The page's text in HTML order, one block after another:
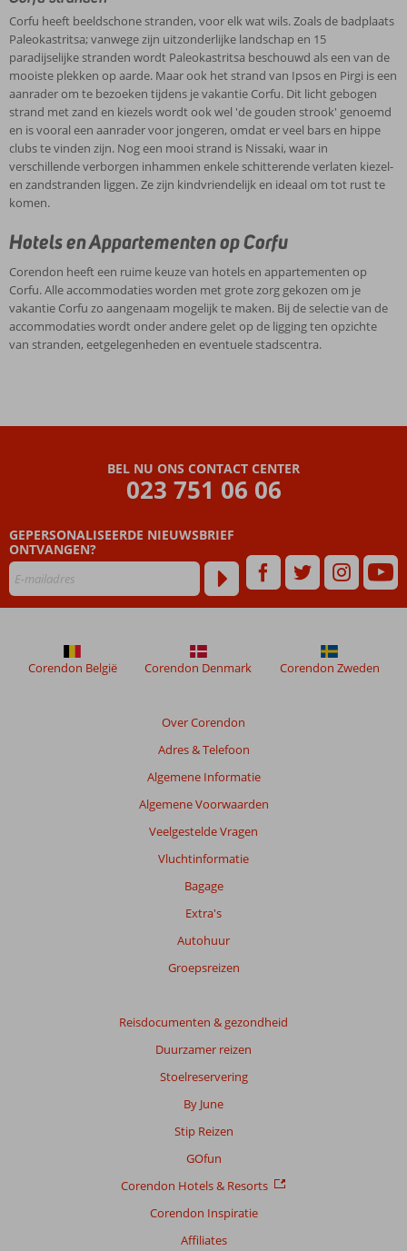
Corfu heeft beeldschone stranden, voor elk wat wils. Zoals de badplaats
Paleokastritsa; vanwege zijn uitzonderlijke landschap en 15
paradijselijke stranden wordt Paleokastritsa beschouwd als een van de
mooiste plekken op aarde. Maar ook het strand van Ipsos en Pirgi is een
aanrader om te bezoeken tijdens je vakantie Corfu. Dit licht gebogen
strand met zand en kiezels wordt ook wel 'de gouden strook' genoemd
en is vooral een aanrader voor jongeren, omdat er veel bars en hippe
clubs te vinden zijn. Nog een mooi strand is Nissaki, waar in
verschillende verborgen inhammen enkele schitterende verlaten kiezel-
en zandstranden liggen. Ze zijn kindvriendelijk en ideaal om tot rust te
komen.
Hotels en Appartementen op Corfu
Corendon heeft een ruime keuze van hotels en appartementen op
Corfu. Alle accommodaties worden met grote zorg gekozen om je
vakantie Corfu zo aangenaam mogelijk te maken. Bij de selectie van de
accommodaties wordt onder andere gelet op de ligging ten opzichte
van stranden, eetgelegenheden en eventuele stadscentra.
BEL NU ONS CONTACT CENTER
023 751 06 06
GEPERSONALISEERDE NIEUWSBRIEF
ONTVANGEN?
Over Corendon
Adres & Telefoon
Algemene Informatie
Algemene Voorwaarden
Veelgestelde Vragen
Vluchtinformatie
Bagage
Extra's
Autohuur
Groepsreizen
Reisdocumenten & gezondheid
Duurzamer reizen
Stoelreservering
By June
Stip Reizen
GOfun
Corendon Hotels & Resorts
Corendon Inspiratie
Affiliates
Corendon België Corendon Denmark Corendon Zweden